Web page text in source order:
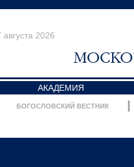
августа 2026
АКАДЕМИЯ
БОГОСЛОВСКИЙ ВЕСТНИК